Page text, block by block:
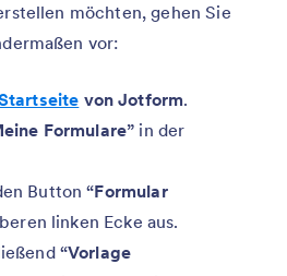
möchten, gehen Sie
vor:
von Jotform.
Formulare” in der
Button“Formular
linken Ecke aus.
“Vorlage